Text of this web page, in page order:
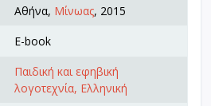
Αθήνα, Μίνωας, 2015
E-book
Παιδική και εφηβική
λογοτεχνία, Ελληνική